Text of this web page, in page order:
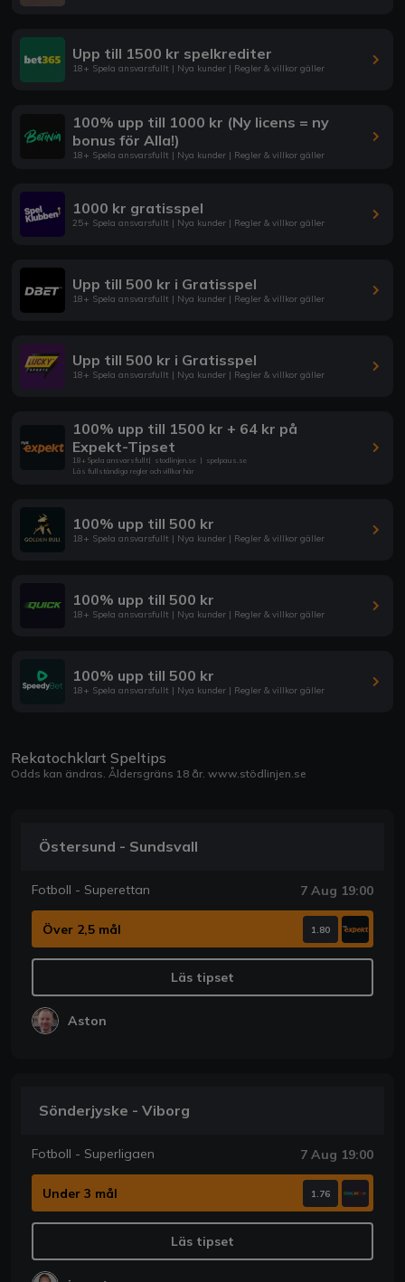
Upp till 1500 kr spelkrediter
18+ Spela ansvarsfullt | Nya kunder | Regler & villkor gäller
100% upp till 1000 kr (Ny licens = ny
bonus för Alla!)
18+ Spela ansvarsfullt | Nya kunder | Regler & villkor gäller
1000 kr gratisspel
25+ Spela ansvarsfullt | Nya kunder | Regler & villkor gäller
Upp till 500 kr i Gratisspel
18+ Spela ansvarsfullt | Nya kunder | Regler & villkor gäller
Upp till 500 kr i Gratisspel
18+ Spela ansvarsfullt | Nya kunder | Regler & villkor gäller
100% upp till 1500 kr + 64 kr på
Expekt-Tipset
18+ Spela ansvarsfullt| stodlinjen.se | spelpaus.se
Läs fullständiga regler och villkor här
100% upp till 500 kr
18+ Spela ansvarsfullt | Nya kunder | Regler & villkor gäller
100% upp till 500 kr
18+ Spela ansvarsfullt | Nya kunder | Regler & villkor gäller
100% upp till 500 kr
18+ Spela ansvarsfullt | Nya kunder | Regler & villkor gäller
Rekatochklart Speltips
Odds kan ändras. Åldersgräns 18 år. www.stödlinjen.se
Östersund - Sundsvall
Fotboll - Superettan 7 Aug 19:00
Över 2,5 mål 1.80
Läs tipset
Aston
Sönderjyske - Viborg
Fotboll - Superligaen 7 Aug 19:00
Under 3 mål 1.76
Läs tipset